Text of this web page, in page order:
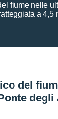
fiume nelle
a 4,5
del
degli